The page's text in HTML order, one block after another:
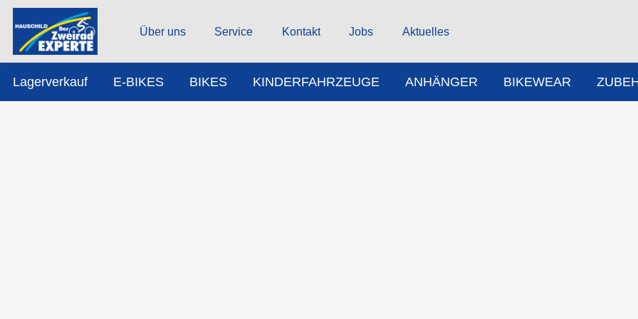
Über uns Service Kontakt Jobs Aktuelles
Lagerverkauf E-BIKES BIKES KINDERFAHRZEUGE ANHÄNGER BIKEWEAR